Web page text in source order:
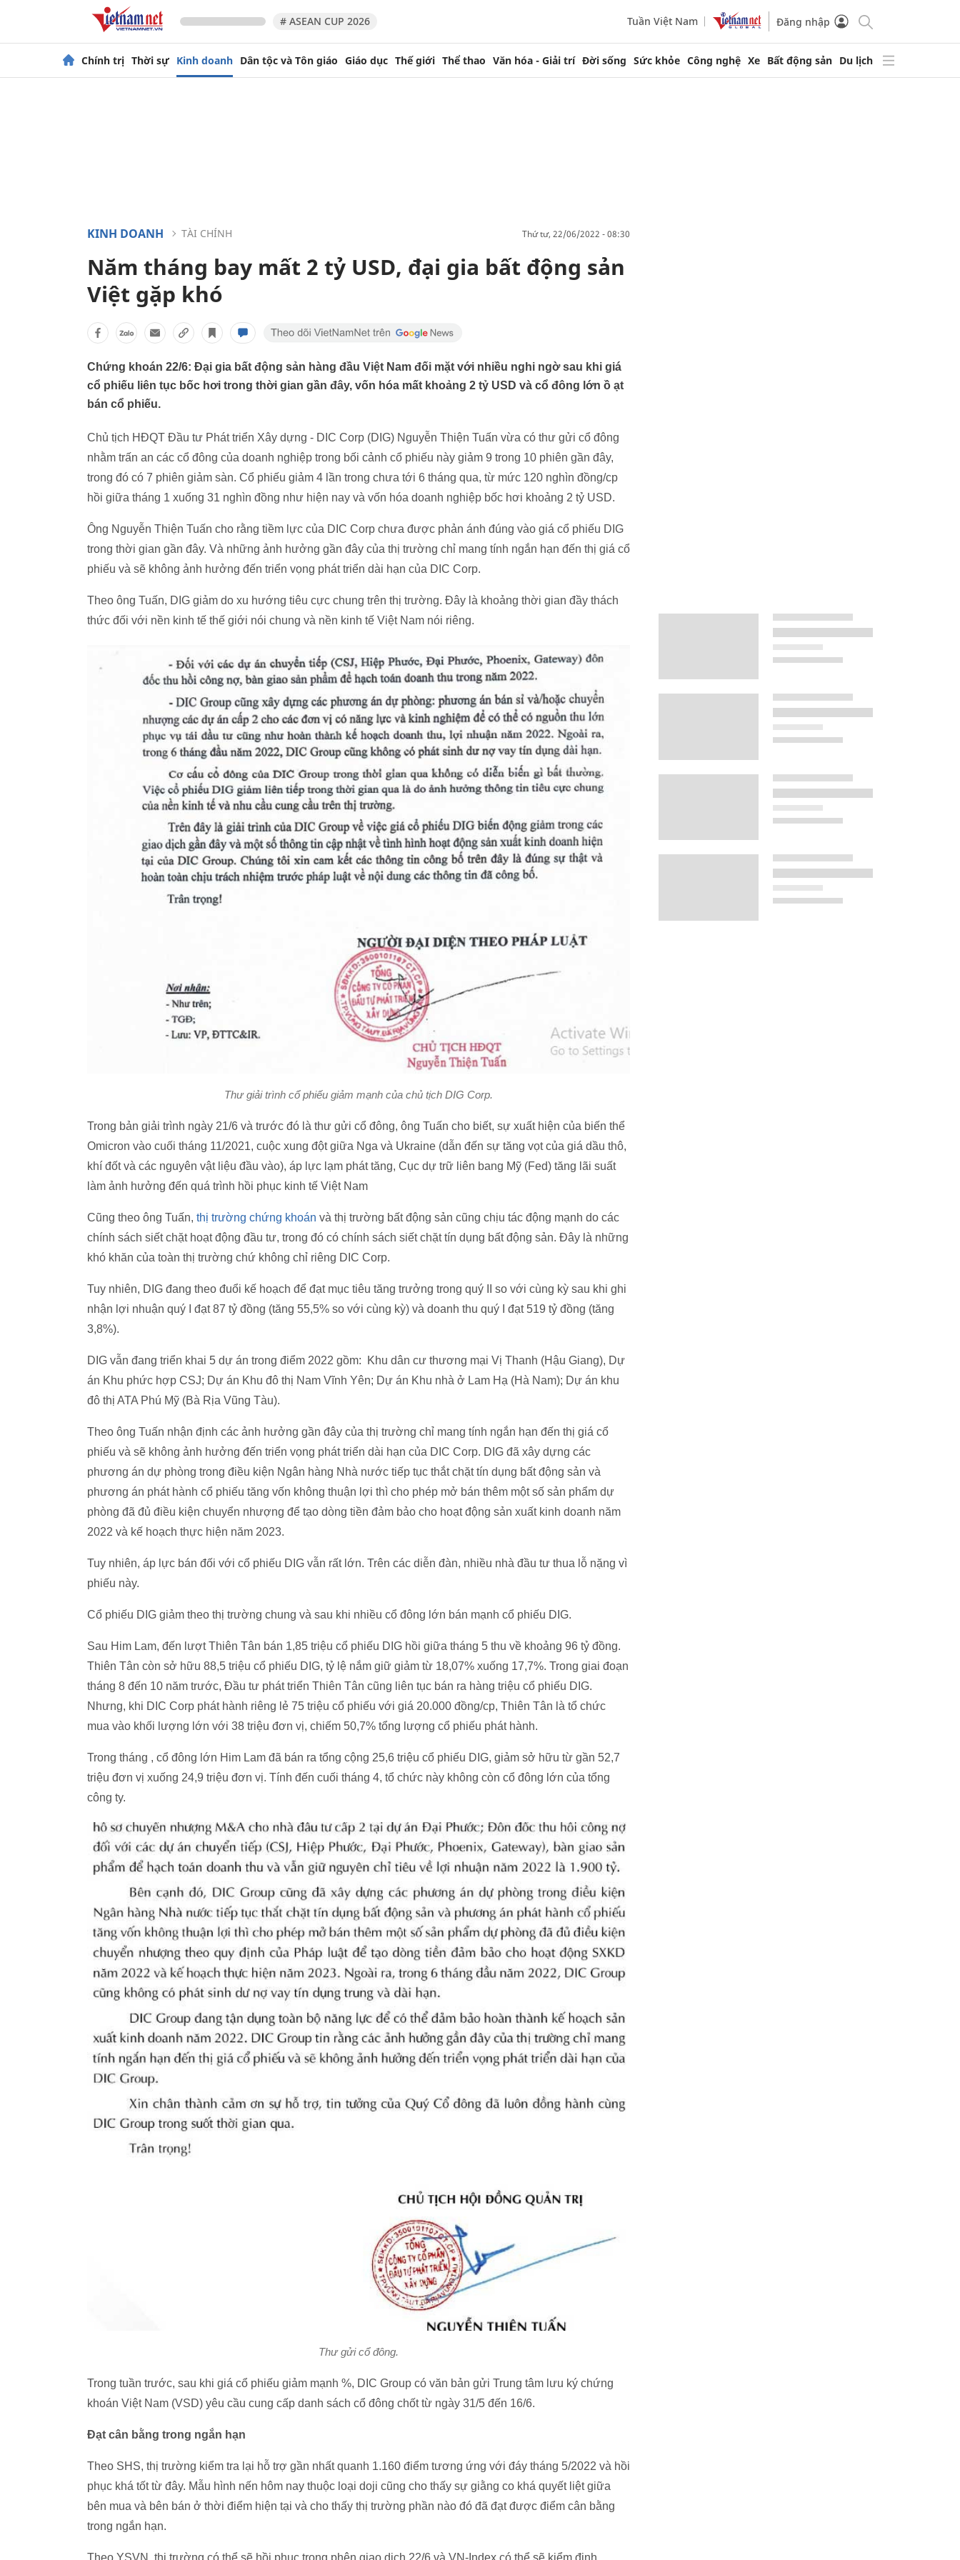
# ASEAN CUP 2026 Tuần Việt Nam Đăng nhập
Chính trị Thời sự Kinh doanh Dân tộc và Tôn giáo Giáo dục Thế giới Thể thao Văn hóa - Giải trí Đời sống Sức khỏe Công nghệ Xe Bất động sản Du lịch
KINH DOANH TÀI CHÍNH thứ tư, 22/06/2022 - 08:30
Năm tháng bay mất 2 tỷ USD, đại gia bất động sản
Việt gặp khó
Chứng khoán 22/6: Đại gia bất động sản hàng đầu Việt Nam đối mặt với nhiều nghi ngờ sau khi giá
cổ phiếu liên tục bốc hơi trong thời gian gần đây, vốn hóa mất khoảng 2 tỷ USD và cổ đông lớn ồ ạt
bán cổ phiếu.
Chủ tịch HĐQT Đầu tư Phát triển Xây dựng - DIC Corp (DIG) Nguyễn Thiện Tuấn vừa có thư gửi cổ đông
nhằm trấn an các cổ đông của doanh nghiệp trong bối cảnh cổ phiếu này giảm 9 trong 10 phiên gần đây,
trong đó có 7 phiên giảm sàn. Cổ phiếu giảm 4 lần trong chưa tới 6 tháng qua, từ mức 120 nghìn đồng/cp
hồi giữa tháng 1 xuống 31 nghìn đồng như hiện nay và vốn hóa doanh nghiệp bốc hơi khoảng 2 tỷ USD.
Ông Nguyễn Thiện Tuấn cho rằng tiềm lực của DIC Corp chưa được phản ánh đúng vào giá cổ phiếu DIG
trong thời gian gần đây. Và những ảnh hưởng gần đây của thị trường chỉ mang tính ngắn hạn đến thị giá cổ
phiếu và sẽ không ảnh hưởng đến triển vọng phát triển dài hạn của DIC Corp.
Theo ông Tuấn, DIG giảm do xu hướng tiêu cực chung trên thị trường. Đây là khoảng thời gian đầy thách
thức đối với nền kinh tế thế giới nói chung và nền kinh tế Việt Nam nói riêng.
Thư giải trình cổ phiếu giảm mạnh của chủ tịch DIG Corp.
Trong bản giải trình ngày 21/6 và trước đó là thư gửi cổ đông, ông Tuấn cho biết, sự xuất hiện của biến thể
Omicron vào cuối tháng 11/2021, cuộc xung đột giữa Nga và Ukraine (dẫn đến sự tăng vọt của giá dầu thô,
khí đốt và các nguyên vật liệu đầu vào), áp lực lạm phát tăng, Cục dự trữ liên bang Mỹ (Fed) tăng lãi suất
làm ảnh hưởng đến quá trình hồi phục kinh tế Việt Nam
Cũng theo ông Tuấn, thị trường chứng khoán và thị trường bất động sản cũng chịu tác động mạnh do các
chính sách siết chặt hoạt động đầu tư, trong đó có chính sách siết chặt tín dụng bất động sản. Đây là những
khó khăn của toàn thị trường chứ không chỉ riêng DIC Corp.
Tuy nhiên, DIG đang theo đuổi kế hoạch để đạt mục tiêu tăng trưởng trong quý II so với cùng kỳ sau khi ghi
nhận lợi nhuận quý I đạt 87 tỷ đồng (tăng 55,5% so với cùng kỳ) và doanh thu quý I đạt 519 tỷ đồng (tăng
3,8%).
DIG vẫn đang triển khai 5 dự án trong điểm 2022 gồm: Khu dân cư thương mại Vị Thanh (Hậu Giang), Dự
án Khu phức hợp CSJ; Dự án Khu đô thị Nam Vĩnh Yên; Dự án Khu nhà ở Lam Hạ (Hà Nam); Dự án khu
đô thị ATA Phú Mỹ (Bà Rịa Vũng Tàu).
Theo ông Tuấn nhận định các ảnh hưởng gần đây của thị trường chỉ mang tính ngắn hạn đến thị giá cổ
phiếu và sẽ không ảnh hưởng đến triển vọng phát triển dài hạn của DIC Corp. DIG đã xây dựng các
phương án dự phòng trong điều kiện Ngân hàng Nhà nước tiếp tục thắt chặt tín dụng bất động sản và
phương án phát hành cổ phiếu tăng vốn không thuận lợi thì cho phép mở bán thêm một số sản phẩm dự
phòng đã đủ điều kiện chuyển nhượng để tạo dòng tiền đảm bảo cho hoạt động sản xuất kinh doanh năm
2022 và kế hoạch thực hiện năm 2023.
Tuy nhiên, áp lực bán đối với cổ phiếu DIG vẫn rất lớn. Trên các diễn đàn, nhiều nhà đầu tư thua lỗ nặng vì
phiếu này.
Cổ phiếu DIG giảm theo thị trường chung và sau khi nhiều cổ đông lớn bán mạnh cổ phiếu DIG.
Sau Him Lam, đến lượt Thiên Tân bán 1,85 triệu cổ phiếu DIG hồi giữa tháng 5 thu về khoảng 96 tỷ đồng.
Thiên Tân còn sở hữu 88,5 triệu cổ phiếu DIG, tỷ lệ nắm giữ giảm từ 18,07% xuống 17,7%. Trong giai đoạn
tháng 8 đến 10 năm trước, Đầu tư phát triển Thiên Tân cũng liên tục bán ra hàng triệu cổ phiếu DIG.
Nhưng, khi DIC Corp phát hành riêng lẻ 75 triệu cổ phiếu với giá 20.000 đồng/cp, Thiên Tân là tổ chức
mua vào khối lượng lớn với 38 triệu đơn vị, chiếm 50,7% tổng lượng cổ phiếu phát hành.
Trong tháng , cổ đông lớn Him Lam đã bán ra tổng cộng 25,6 triệu cổ phiếu DIG, giảm sở hữu từ gần 52,7
triệu đơn vị xuống 24,9 triệu đơn vị. Tính đến cuối tháng 4, tổ chức này không còn cổ đông lớn của tổng
công ty.
Thư gửi cổ đông.
Trong tuần trước, sau khi giá cổ phiếu giảm mạnh %, DIC Group có văn bản gửi Trung tâm lưu ký chứng
khoán Việt Nam (VSD) yêu cầu cung cấp danh sách cổ đông chốt từ ngày 31/5 đến 16/6.
Đạt cân bằng trong ngắn hạn
Theo SHS, thị trường kiểm tra lại hỗ trợ gần nhất quanh 1.160 điểm tương ứng với đáy tháng 5/2022 và hồi
phục khá tốt từ đây. Mẫu hình nến hôm nay thuộc loại doji cũng cho thấy sự giằng co khá quyết liệt giữa
bên mua và bên bán ở thời điểm hiện tại và cho thấy thị trường phần nào đó đã đạt được điểm cân bằng
trong ngắn hạn.
Theo YSVN, thị trường có thể sẽ hồi phục trong phên giao dịch 22/6 và VN-Index có thể sẽ kiểm định